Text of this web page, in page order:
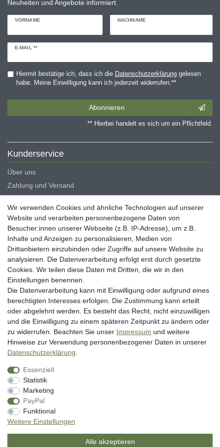
Neuheiten und Angebote informiert.
VORNAME NACHNAME
E-MAIL **
Newsletter
Hiermit bestätige ich, dass ich die Daten­schutz­erklärunggelesen
habe. Meine Einwilligung kann ich jederzeit widerrufen.**
Abonnieren
** Hierbei handelt es sich um ein Pflichtfeld.
Kunderservice
Über uns
Zahlung und Versand
Erklärung zur Barrierefreiheit
Blog
Rechtliche Angaben
Widerrufsrecht
Datenschutzerklärung
AGB
Impressum
Vertrag widerrufen
Unsere Zahlungsarten
** Bei Variantenartikeln mit unterschiedlichen Preisen pro Variante
Preis. Die UVP zu den weiteren Varianten wird bei Klick auf die jeweilige
Wir verwenden Cookies und ähnliche Technologien auf unserer
Website und verarbeiten personenbezogene Daten von
Besucher:innen unserer Webseite (z.B. IP-Adresse), um z.B.
Inhalte und Anzeigen zu personalisieren, Medien von
Drittanbietern einzubinden oder Zugriffe auf unsere Website zu
analysieren. Die Datenverarbeitung erfolgt erst durch gesetzte
Cookies. Wir teilen diese Daten mit Dritten, die wir in den
Einstellungen benennen.
Die Datenverarbeitung kann mit Einwilligung oder aufgrund eines
berechtigten Interesses erfolgen. Die Zustimmung kann erteilt
oder abgelehnt werden. Es besteht das Recht, nicht einzuwilligen
und die Einwilligung zu einem späteren Zeitpunkt zu ändern oder
zu widerrufen. Beachten Sie unser Impressum und weitere
Hinweise zur Verwendung personenbezogener Daten in unserer
Daten­schutz­erklärung
Essenziell
Statistik
Marketing
PayPal
Funktional
Weitere Einstellungen
Alle akzeptieren